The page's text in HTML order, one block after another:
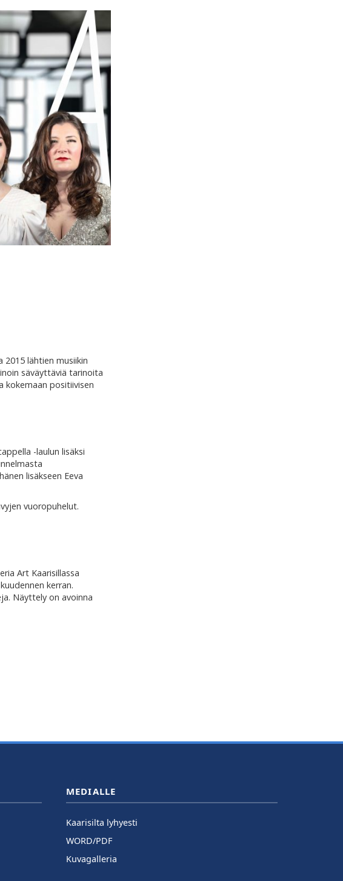
2015 lähtien musiikin
säväyttäviä tarinoita
kokemaan positiivisen
-laulun lisäksi
lisäkseen Eeva
vuoropuhelut.
Art Kaarisillassa
kerran.
Näyttely on avoinna
MEDIALLE
Kaarisilta lyhyesti
WORD/PDF
Kuvagalleria